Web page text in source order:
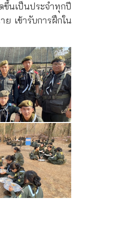
นเป็นประจำทุกปี
เข้ารับการฝึกใน